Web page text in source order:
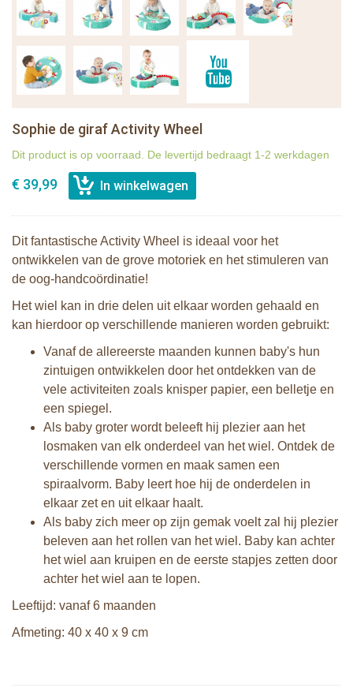
Sophie de giraf Activity Wheel
Dit product is op voorraad. De levertijd bedraagt 1-2 werkdagen
€ 39,99
Dit fantastische Activity Wheel is ideaal voor het
ontwikkelen van de grove motoriek en het stimuleren van
de oog-handcoördinatie!
Het wiel kan in drie delen uit elkaar worden gehaald en
kan hierdoor op verschillende manieren worden gebruikt:
Vanaf de allereerste maanden kunnen baby's hun
zintuigen ontwikkelen door het ontdekken van de
vele activiteiten zoals knisper papier, een belletje en
een spiegel.
Als baby groter wordt beleeft hij plezier aan het
losmaken van elk onderdeel van het wiel. Ontdek de
verschillende vormen en maak samen een
spiraalvorm. Baby leert hoe hij de onderdelen in
elkaar zet en uit elkaar haalt.
Als baby zich meer op zijn gemak voelt zal hij plezier
beleven aan het rollen van het wiel. Baby kan achter
het wiel aan kruipen en de eerste stapjes zetten door
achter het wiel aan te lopen.
Leeftijd: vanaf 6 maanden
Afmeting: 40 x 40 x 9 cm